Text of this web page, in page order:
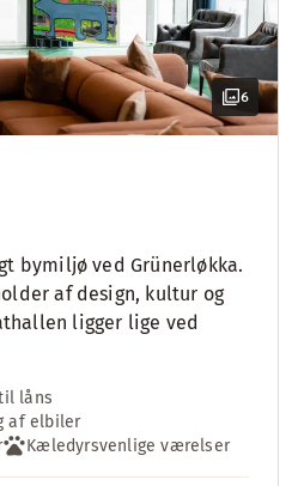
6
bymiljø ved Grünerløkka.
af design, kultur og
ligger lige ved
låns
af elbiler
Kæledyrsvenlige værelser